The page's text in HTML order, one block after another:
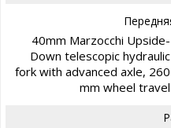
40mm Marzocchi Upside-
Down telescopic hydraulic
fork with advanced axle, 260
mm wheel travel